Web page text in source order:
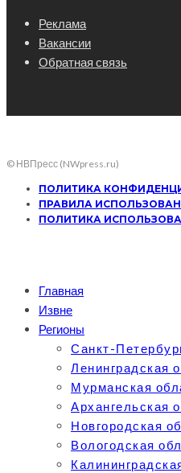
Реклама
Вакансии
Обратная связь
© НВПресс (NWpress.ru)
ПОЛИТИКА
ПРАВИЛА
ПОЛИТИКА
Главная
Извне
Регионы
Санкт-
Ленинградская
Мурманская
Архангельская
Новгородская
Вологодская